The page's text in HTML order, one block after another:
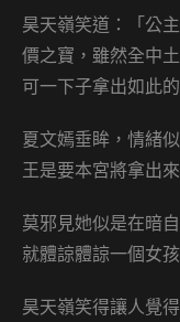
昊天嶺笑道：「公
價之寶，雖然全中
可一下子拿出如此
夏文嫣垂眸，情緒
王是要本宮將拿出
莫邪見她似是在暗
就體諒體諒一個女
昊天嶺笑得讓人覺